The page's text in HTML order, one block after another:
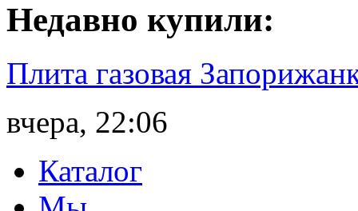
Недавно купили:
Плита газовая
вчера, 22:06
Каталог